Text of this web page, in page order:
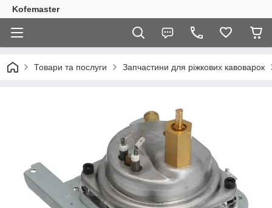
Kofemaster
Товари та послуги Запчастини для ріжкових кавоварок